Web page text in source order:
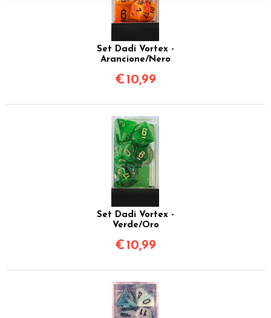
Set Dadi Vortex -
Arancione/Nero
€ 10,99
Set Dadi Vortex -
Verde/Oro
€ 10,99